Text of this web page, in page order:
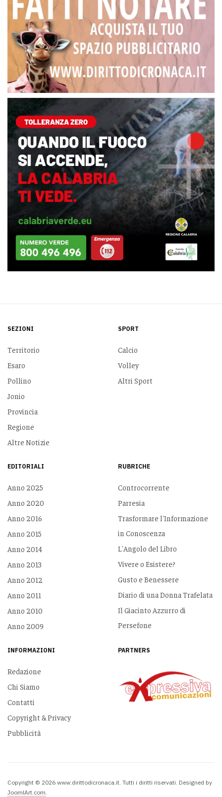
SEZIONI
Territorio
Esaro
Pollino
Jonio
Provincia
Regione
Altre Notizie
SPORT
Calcio
Volley
Altri Sport
EDITORIALI
Anno 2025
Anno 2020
Anno 2016
Anno 2015
Anno 2014
Anno 2013
Anno 2012
Anno 2011
Anno 2010
Anno 2009
RUBRICHE
Controcorrente
Parresia
Trasformare l'Informazione
in Conoscenza
L'Angolo del Libro
Vivere o Esistere?
Gusto e Benessere
Diario di una Donna Trafelata
Il Giacinto Azzurro di
Persefone
INFORMAZIONI
Redazione
Chi Siamo
Contatti
Copyright & Privacy
Pubblicità
PARTNERS
Copyright © 2026 www.dirittodicronaca.it. Tutti i diritti riservati. Designed by
JoomlArt.com